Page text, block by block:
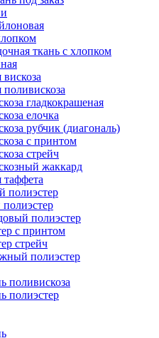
ткань с хлопком
гладкокрашеная
елочка
рубчик (диагональ)
с принтом
стрейч
жаккард
таффета
полиэстер
полиэстер
с принтом
стрейч
полиэстер
поливискоза
полиэстер